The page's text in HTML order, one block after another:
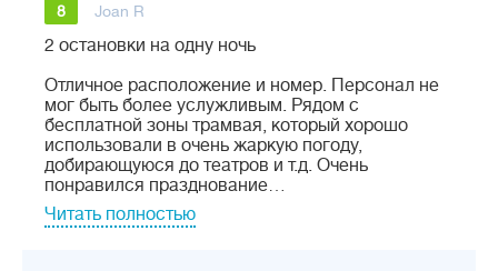
8 Joan R
2 остановки на одну ночь
Отличное расположение и номер. Персонал не
мог быть более услужливым. Рядом с
бесплатной зоны трамвая, который хорошо
использовали в очень жаркую погоду,
добирающуюся до театров и т.д. Очень
понравился празднование…
Читать полностью